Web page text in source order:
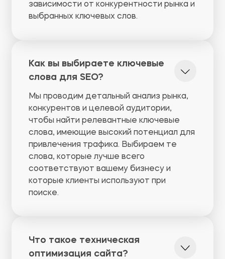
зависимости от конкурентности рынка и
выбранных ключевых слов.
Как вы выбираете ключевые
слова для SEO?
Мы проводим детальный анализ рынка,
конкурентов и целевой аудитории,
чтобы найти релевантные ключевые
слова, имеющие высокий потенциал для
привлечения трафика. Выбираем те
слова, которые лучше всего
соответствуют вашему бизнесу и
которые клиенты используют при
поиске.
Что такое техническая
оптимизация сайта?